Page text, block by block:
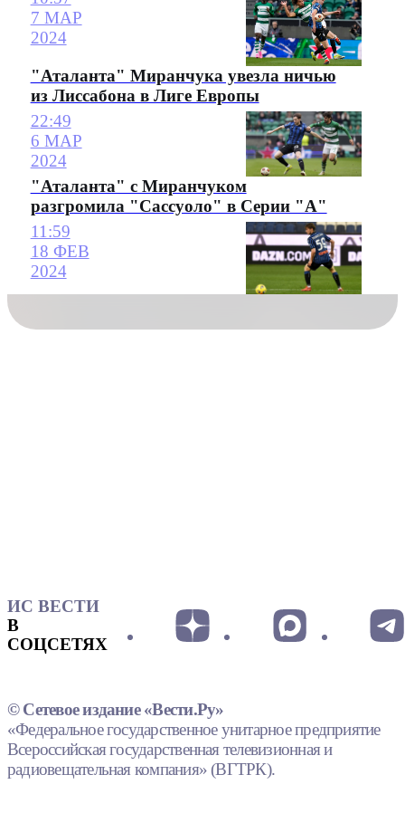
7 МАР
2024
"Аталанта" Миранчука увезла ничью
из Лиссабона в Лиге Европы
22:49
6 МАР
2024
"Аталанта" с Миранчуком
разгромила "Сассуоло" в Серии "А"
11:59
18 ФЕВ
2024
ИС ВЕСТИ
В
СОЦСЕТЯХ
© Сетевое издание «Вести.Ру»
«Федеральное государственное унитарное предприятие
Всероссийская государственная телевизионная и
радиовещательная компания» (ВГТРК).